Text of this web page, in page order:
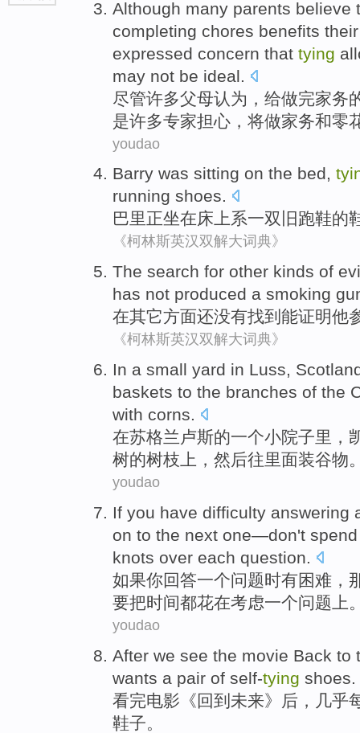
top
Although many parents believe
completing chores benefits their
expressed concern that tying
may not be ideal
尽管许多父母认为 ，给做完家务
是许多专家担心 ，将做家务和零
youdao
Barry was sitting on the bed,
running shoes.
巴里正坐在床 上系一双 旧 跑鞋的
《柯林斯英汉双解大词典》
The search for other kinds of
has not produced a smoking
在其它方面还没有找到 能证明他
《柯林斯英汉双解大词典》
In a small yard in Luss,
baskets to the branches of the
with corns.
在苏格兰卢斯的一个小院子里，
树的树枝上，然后往里面装谷物
youdao
If you have difficulty answering
on to the next one—don't
knots over each question.
如果你回答一个问题时有困难
要把时间都花在考虑一个问题上
youdao
After we see the movie Back to
wants a pair of self-tying shoes
看完电影 《回到 未来》 后 ， 几乎
鞋子。